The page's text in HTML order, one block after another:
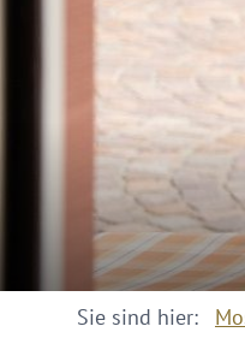
Sie sind hier: